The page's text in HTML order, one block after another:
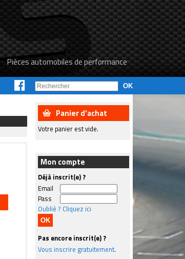
Pièces automobiles de performance
Panier d'achat
Votre panier est vide.
Mon compte
Déjà inscrit(e) ?
Email
Pass
Oublié ? Cliquez ici
Pas encore inscrit(e) ?
Vous inscrire gratuitement.